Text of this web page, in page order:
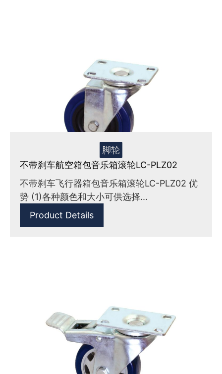
脚轮
不带刹车航空箱包音乐箱滚轮LC-PLZ02
不带刹车飞行器箱包音乐箱滚轮LC-PLZ02 优
势 (1)各种颜色和大小可供选择...
Product Details